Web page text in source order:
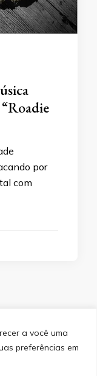
a você uma
preferências em
por
com
EQUIPE